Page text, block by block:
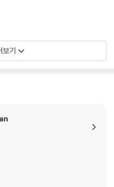
용하시면 좀 더 안정적인 재생이
재생시에도 최대한 일관되게 유
작되는 경우가 있습니다. 턴테이
품 등을 이용하여 센터 홀을 조정
. 단, 재생에 이상이 있는 경우에는
로 개봉 후 반품/교환이 불가합니
이 차이가 날 수 있습니다.
범마다 색상 차이가 나는 경우도
보기